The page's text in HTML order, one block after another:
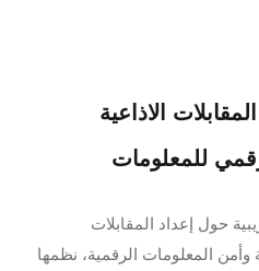
المقابلات الاذاعية
للمعلومات
حول إعداد المقابلات
وأمن المعلومات الرقمية، نظمها